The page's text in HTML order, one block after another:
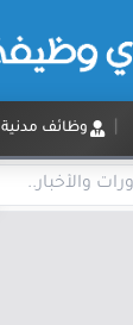
وظائف مدنية